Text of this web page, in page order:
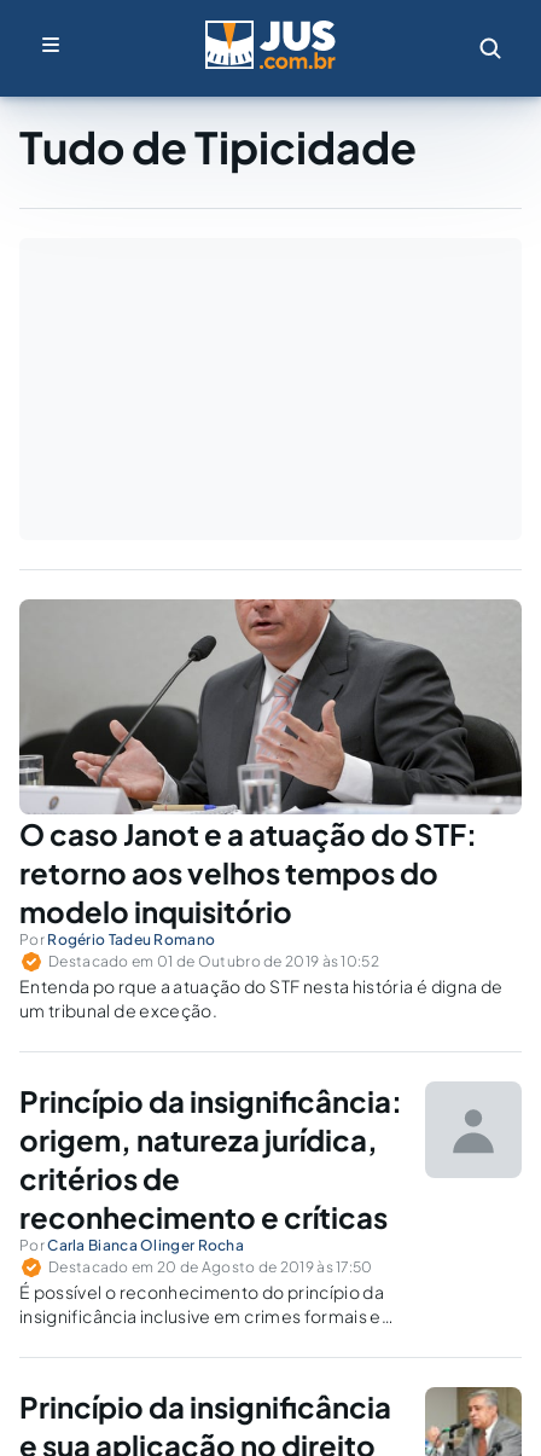
Tudo de Tipicidade
O caso Janot e a atuação do STF:
retorno aos velhos tempos do
modelo inquisitório
Por Rogério Tadeu Romano
Destacado em 01 de Outubro de 2019 às 10:52
Entenda po rque a atuação do STF nesta história é digna de
um tribunal de exceção.
Princípio da insignificância:
origem, natureza jurídica,
critérios de
reconhecimento e críticas
PorCarla Bianca Olinger Rocha
Destacado em 20 de Agosto de 2019 às 17:50
É possível o reconhecimento do princípio da
insignificância inclusive em crimes formais e
chamados materiais?
Princípio da insignificância
e sua aplicação no direito